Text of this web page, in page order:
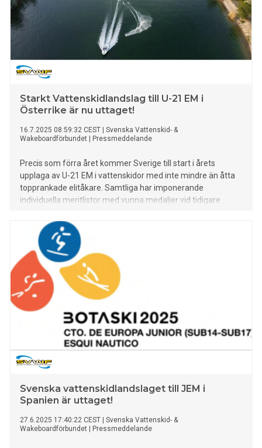
Starkt Vattenskidlandslag till U-21 EM i
Österrike är nu uttaget!
16.7.2025 08:59:32 CEST
Svenska Vattenskid- &
Wakeboardförbundet
Pressmeddelande
Precis som förra året kommer Sverige till start i årets
upplaga av U-21 EM i vattenskidor med inte mindre än åtta
topprankade elitåkare. Samtliga har imponerande
individuella meritlistor med vunna medaljer vid tidigare
Svenska vattenskidlandslaget till JEM i
Spanien är uttaget!
27.6.2025 17:40:22 CEST
Svenska Vattenskid- &
Wakeboardförbundet
Pressmeddelande